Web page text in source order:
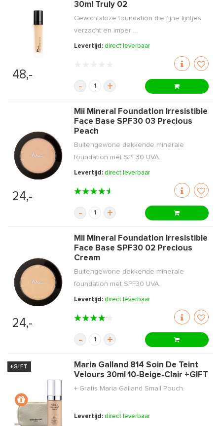
48,-
30ml Truly 02
Gewichtsloze foundation die fijne lijntjes
verzacht en imper ...
Levertijd: direct leverbaar
- +
24,-
Mii Mineral Foundation Irresistible
Face Base SPF30 03 Precious
Peach
Buitengewone dekkende minerale
foundation met SPF30 UVA.
Levertijd: direct leverbaar
- +
24,-
Mii Mineral Foundation Irresistible
Face Base SPF30 02 Precious
Cream
Buitengewone dekkende minerale
foundation met SPF30 UVA.
Levertijd: direct leverbaar
- +
+GIFT
Maria Galland 814 Soin De Teint
Velours 30ml 10-Beige-Clair +GIFT
+ Gratis Maria Galland Small Pouch.
Levertijd: direct leverbaar